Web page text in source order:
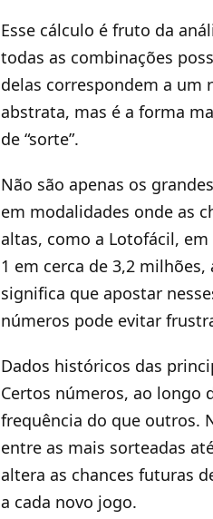
Esse cálculo é fruto da
todas as combinações
delas correspondem a um
abstrata, mas é a forma
de “sorte”.
Não são apenas os
em modalidades onde as
altas, como a Lotofácil,
1 em cerca de 3,2
significa que apostar
números pode evitar
Dados históricos das
Certos números, ao longo
frequência do que outros.
entre as mais sorteadas
altera as chances futuras
a cada novo jogo.